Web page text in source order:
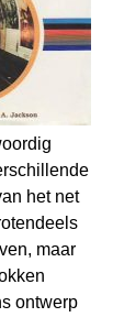
het net
maar
ontwerp